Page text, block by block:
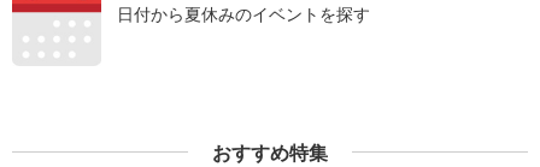
日付から夏休みのイベントを探す
おすすめ特集